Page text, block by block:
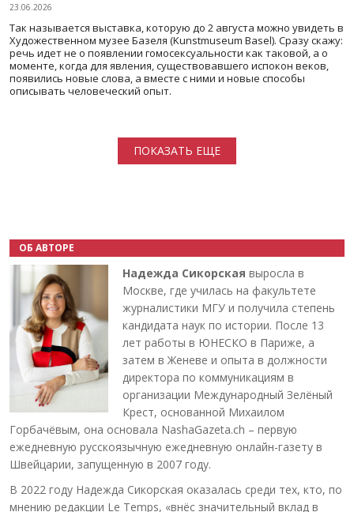
23.06.2026
Так называется выставка, которую до 2 августа можно увидеть в
Художественном музее Базеля (Kunstmuseum Basel). Сразу скажу:
речь идет не о появлении гомосексуальности как таковой, а о
моменте, когда для явления, существовавшего испокон веков,
появились новые слова, а вместе с ними и новые способы
описывать человеческий опыт.
ПОКАЗАТЬ ЕЩЕ
ОБ АВТОРЕ
Надежда Сикорская выросла в
Москве, где училась на факультете
журналистики МГУ и получила степень
кандидата наук по истории. После 13
лет работы в ЮНЕСКО в Париже, а
затем в Женеве и опыта в должности
директора по коммуникациям в
организации Международный Зелёный
Крест, основанной Михаилом
Горбачёвым, она основала NashaGazeta.ch – первую
ежедневную русскоязычную ежедневную онлайн-газету в
Швейцарии, запущенную в 2007 году.
В 2022 году Надежда Сикорская оказалась среди тех, кто, по
мнению редакции Le Temps, «внёс значительный вклад в